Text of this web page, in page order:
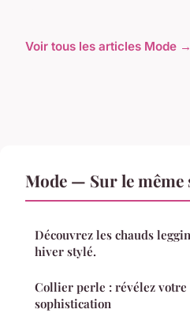
Voir tous les articles Mode →
Mode — Sur le même
Découvrez les chauds
hiver stylé.
Collier perle : révélez votre
sophistication